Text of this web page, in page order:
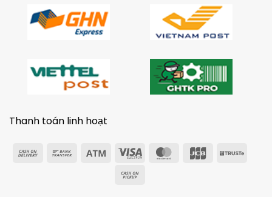
Thanh toán linh hoạt
Cash
Bank
Atm
Visa
MasterCard
JCB